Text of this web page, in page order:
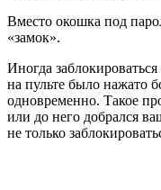
Вместо окошка под
«замок».
Иногда
на пульте было нажато
одновременно. Такое
или до него добрался
не только